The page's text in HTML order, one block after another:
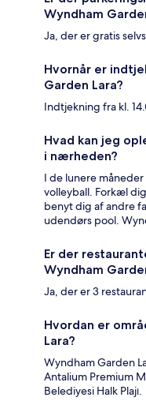
Wyndham
Ja, der er gratis
Hvornår er
Garden Lara?
Indtjekning fra kl.
Hvad kan jeg
i nærheden?
I de lunere
volleyball. Forkæl
benyt dig af andre
udendørs pool.
Er der
Wyndham
Ja, der er 3
Hvordan er
Lara?
Wyndham Garden
Antalium Premium
Belediyesi Halk Plajı.